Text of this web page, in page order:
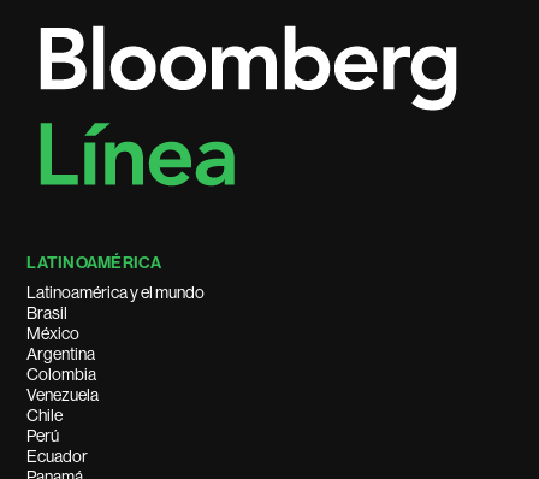
LATINOAMÉRICA
Latinoamérica y el mundo
Brasil
México
Argentina
Colombia
Venezuela
Chile
Perú
Ecuador